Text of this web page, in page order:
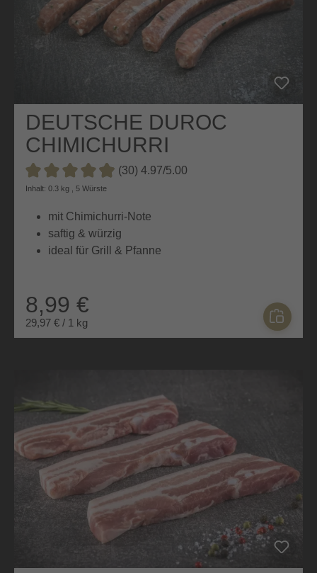
DEUTSCHE DUROC
CHIMICHURRI
BRATWURST
Durchschnittliche Bewertung von 4.9 von 5 Sternen
(30) 4.97/5.00
Inhalt: 0.3 kg , 5 Würste
mit Chimichurri-Note
saftig & würzig
ideal für Grill & Pfanne
8,99 €
29,97 € / 1 kg